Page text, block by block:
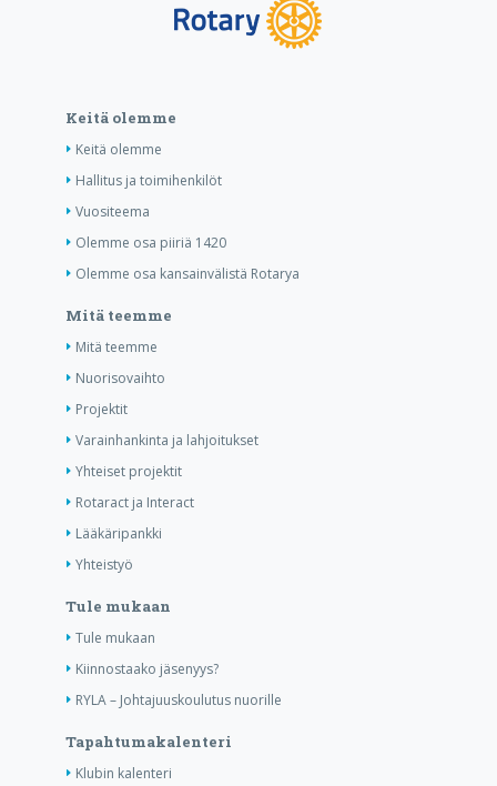
Keitä olemme
Keitä olemme
Hallitus ja toimihenkilöt
Vuositeema
Olemme osa piiriä 1420
Olemme osa kansainvälistä Rotarya
Mitä teemme
Mitä teemme
Nuorisovaihto
Projektit
Varainhankinta ja lahjoitukset
Yhteiset projektit
Rotaract ja Interact
Lääkäripankki
Yhteistyö
Tule mukaan
Tule mukaan
Kiinnostaako jäsenyys?
RYLA – Johtajuuskoulutus nuorille
Tapahtumakalenteri
Klubin kalenteri